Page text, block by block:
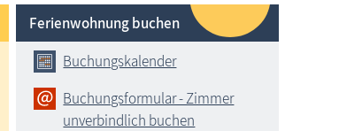
Ferienwohnung buchen
Buchungskalender
Buchungsformular - Zimmer
unverbindlich buchen